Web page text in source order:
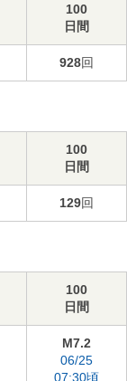
100
日間
928回
100
日間
129回
100
日間
M7.2
06/25
07:30頃